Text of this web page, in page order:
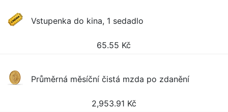
Vstupenka do kina, 1 sedadlo
65.55 Kč
Průměrná měsíční čistá mzda po zdanění
2,953.91 Kč